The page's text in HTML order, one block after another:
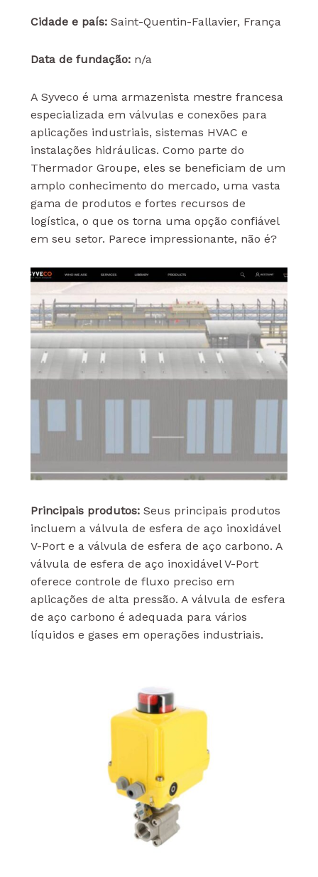
Cidade e país:Saint-Quentin-Fallavier, França
Data de fundação:n/a
A Syveco é uma armazenista mestre francesa
especializada em válvulas e conexões para
aplicações industriais, sistemas HVAC e
instalações hidráulicas. Como parte do
Thermador Groupe, eles se beneficiam de um
amplo conhecimento do mercado, uma vasta
gama de produtos e fortes recursos de
logística, o que os torna uma opção confiável
em seu setor. Parece impressionante, não é?
Principais produtos:Seus principais produtos
incluem a válvula de esfera de aço inoxidável
V-Port e a válvula de esfera de aço carbono. A
válvula de esfera de aço inoxidável V-Port
oferece controle de fluxo preciso em
aplicações de alta pressão. A válvula de esfera
de aço carbono é adequada para vários
líquidos e gases em operações industriais.